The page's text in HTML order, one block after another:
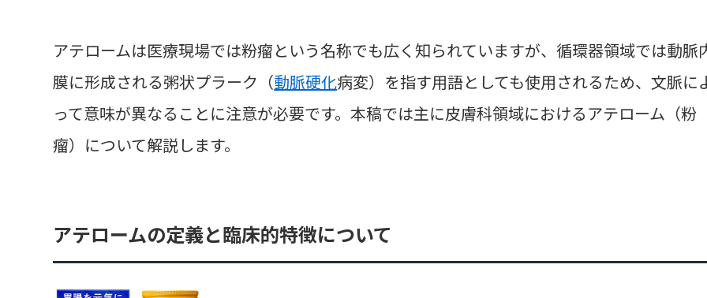
アテロームは医療現場では粉瘤という名称でも広く知られていますが、循環器領域では動脈
膜に形成される粥状プラーク（動脈硬化病変）を指す用語としても使用されるため、文脈に
って意味が異なることに注意が必要です。本稿では主に皮膚科領域におけるアテローム（粉
瘤）について解説します。
アテロームの定義と臨床的特徴について